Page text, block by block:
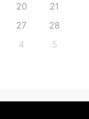
20
21
27
28
4 5